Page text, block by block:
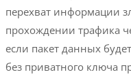
перехват информации
прохождении трафика
если пакет данных
без приватного ключа